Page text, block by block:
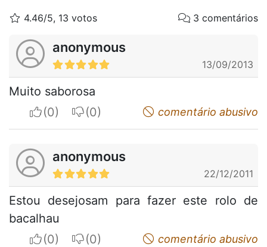
4.46/5, 13 votos 3 comentários
anonymous
13/09/2013
Muito saborosa
I apreciateI do not appreciatecomentário abusivo
anonymous
22/12/2011
Estou desejosam para fazer este rolo de
bacalhau
I apreciateI do not appreciatecomentário abusivo